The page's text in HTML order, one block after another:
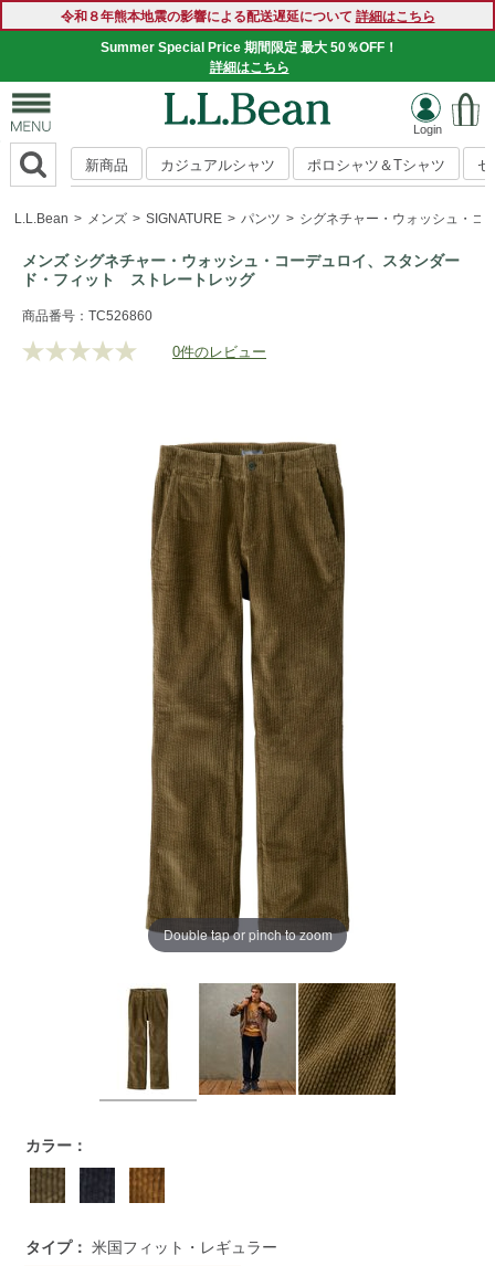
令和８年熊本地震の影響による配送遅延について 詳細はこちら
Summer Special Price 期間限定 最大 50％OFF！
詳細はこちら
新商品 カジュアルシャツ ポロシャツ＆Tシャツ
L.L.Bean メンズ SIGNATURE パンツ シグネチャー・ウォッシュ・
メンズ シグネチャー・ウォッシュ・コーデュロイ、スタンダー
ド・フィット ストレートレッグ
https://www.llbean.co.jp/mens/signature/pants/g/
商品番号：TC526860
評
同
じ
ペ
ー
ジ
ク。
0件のレビュー
Double tap or pinch to zoom
https://www.llbean.co.jp/mens/signature/pants/g/
カラー：
タイプ： 米国フィット・レギュラー